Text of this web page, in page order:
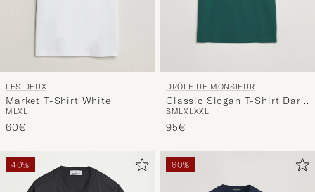
LES DEUX
Market T-Shirt White
M LXL
60€
DRÔLE DE MONSIEUR
Classic Slogan T-Shirt Dark
Green
SMLXLXXL
95€
40% 60%